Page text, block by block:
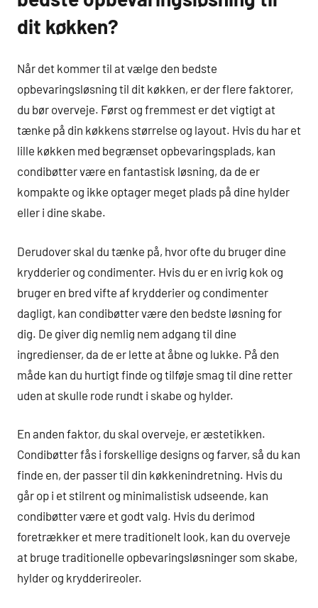
dit køkken?
Når det kommer til at vælge den bedste
opbevaringsløsning til dit køkken, er der flere faktorer,
du bør overveje. Først og fremmest er det vigtigt at
tænke på din køkkens størrelse og layout. Hvis du har et
lille køkken med begrænset opbevaringsplads, kan
condibøtter være en fantastisk løsning, da de er
kompakte og ikke optager meget plads på dine hylder
eller i dine skabe.
Derudover skal du tænke på, hvor ofte du bruger dine
krydderier og condimenter. Hvis du er en ivrig kok og
bruger en bred vifte af krydderier og condimenter
dagligt, kan condibøtter være den bedste løsning for
dig. De giver dig nemlig nem adgang til dine
ingredienser, da de er lette at åbne og lukke. På den
måde kan du hurtigt finde og tilføje smag til dine retter
uden at skulle rode rundt i skabe og hylder.
En anden faktor, du skal overveje, er æstetikken.
Condibøtter fås i forskellige designs og farver, så du kan
finde en, der passer til din køkkenindretning. Hvis du
går op i et stilrent og minimalistisk udseende, kan
condibøtter være et godt valg. Hvis du derimod
foretrækker et mere traditionelt look, kan du overveje
at bruge traditionelle opbevaringsløsninger som skabe,
hylder og krydderireoler.